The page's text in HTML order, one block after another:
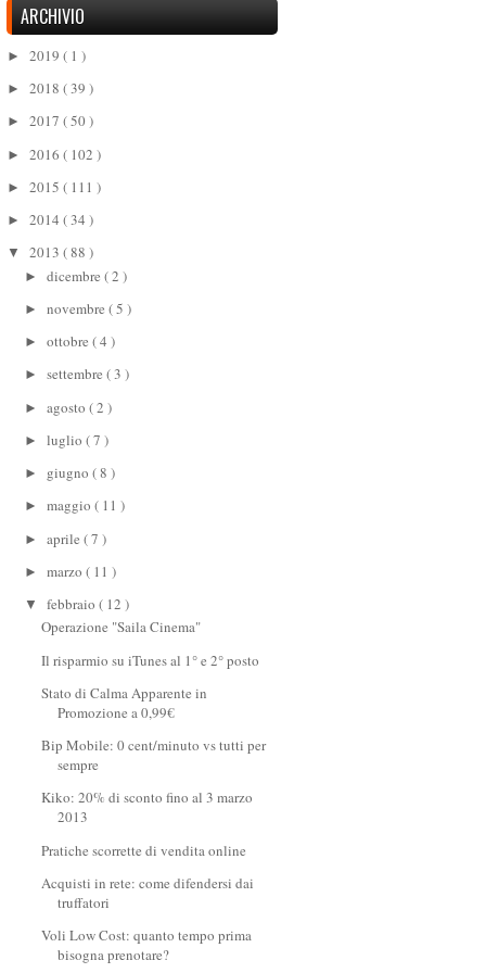
ARCHIVIO
► 2019 ( 1 )
► 2018 ( 39 )
► 2017 ( 50 )
► 2016 ( 102 )
► 2015 ( 111 )
► 2014 ( 34 )
▼ 2013 ( 88 )
► dicembre ( 2 )
► novembre ( 5 )
► ottobre ( 4 )
► settembre ( 3 )
► agosto ( 2 )
► luglio ( 7 )
► giugno ( 8 )
► maggio ( 11 )
► aprile ( 7 )
► marzo ( 11 )
▼ febbraio ( 12 )
Operazione "Saila Cinema"
Il risparmio su iTunes al 1° e 2° posto
Stato di Calma Apparente in
Promozione a 0,99€
Bip Mobile: 0 cent/minuto vs tutti per
sempre
Kiko: 20% di sconto fino al 3 marzo
2013
Pratiche scorrette di vendita online
Acquisti in rete: come difendersi dai
truffatori
Voli Low Cost: quanto tempo prima
bisogna prenotare?